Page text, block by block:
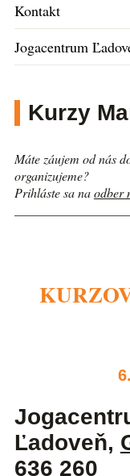
Kontakt
Jogacentrum
Kurzy
Máte záujem od nás
organizujeme?
Prihláste sa naodber
Ľadoveň,
636 260